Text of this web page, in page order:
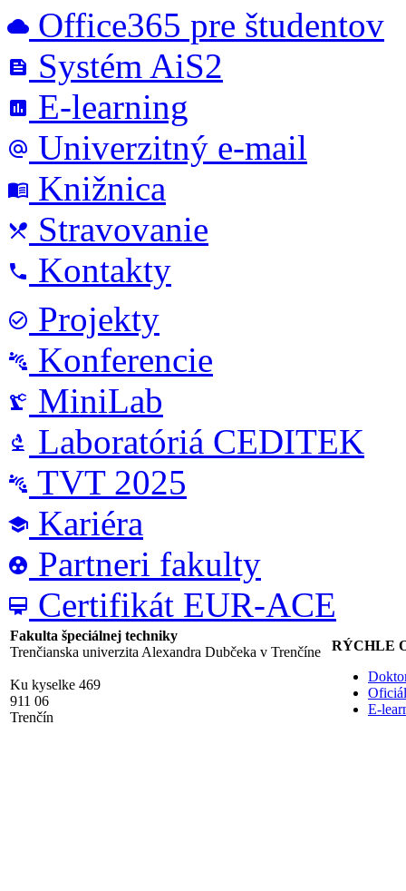
cloud Office365 pre študentov
feed Systém AiS2
poll E-learning
alternate_email Univerzitný e-mail
menu_book Knižnica
local_dining Stravovanie
phone Kontakty
check_circle_outline Projekty
connect_without_contact Konferencie
precision_manufacturing MiniLab
biotech Laboratóriá CEDITEK
connect_without_contact TVT 2025
school Kariéra
group_work Partneri fakulty
card_membership Certifikát EUR-ACE
Fakulta špeciálnej techniky
Trenčianska univerzita Alexandra Dubčeka v Trenčíne
Ku kyselke 469
911 06
Trenčín
RÝCHLE
E-